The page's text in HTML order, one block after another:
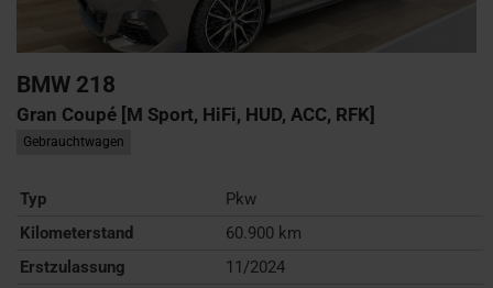
BMW 218
Gran Coupé [M Sport, HiFi, HUD, ACC, RFK]
Gebrauchtwagen
Typ
Pkw
Kilometerstand
60.900 km
Erstzulassung
11/2024